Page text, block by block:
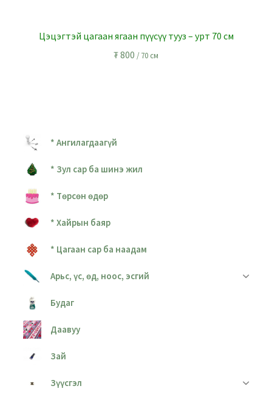
Цэцэгтэй цагаан ягаан пүүсүү тууз – урт 70 см
₮800 / 70 см
* Ангилагдаагүй
* Зул сар ба шинэ жил
* Төрсөн өдөр
* Хайрын баяр
* Цагаан сар ба наадам
Арьс, үс, өд, ноос, эсгий
Будаг
Даавуу
Зай
Зүүсгэл